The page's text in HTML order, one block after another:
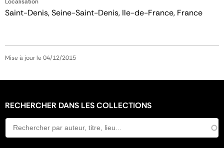
Saint-Denis, Seine-Saint-Denis, Ile-de-France, France
Mise à jour le 04/12/2015
RECHERCHER DANS LES COLLECTIONS